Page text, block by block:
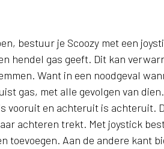
bestuur je Scoozy met een
hendel gas geeft. Dit kan
Want in een noodgeval
gas, met alle gevolgen van
vooruit en achteruit is achteruit.
achteren trekt. Met joystick
toevoegen. Aan de andere kant